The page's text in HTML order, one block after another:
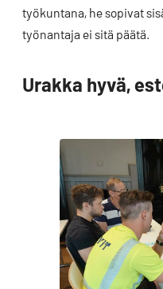
työkuntana, he sopivat
työnantaja ei sitä päätä.
Urakka hyvä,